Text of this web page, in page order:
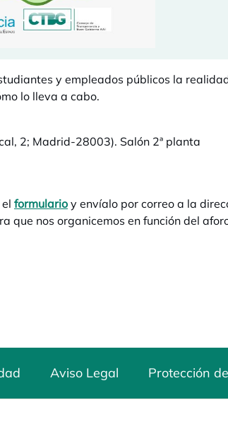
y empleados públicos la
lo lleva a cabo.
2; Madrid-28003). Salón 2ª planta
formulario se abre en una pestaña nueva
y envíalo por correo a la
que nos organicemos en función del
Aviso Legal Protección